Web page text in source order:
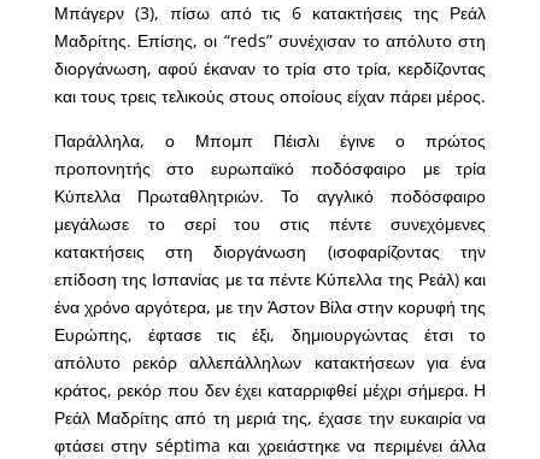
Μπάγερν (3), πίσω από τις 6 κατακτήσεις της Ρεάλ
Μαδρίτης. Επίσης, οι “reds” συνέχισαν το απόλυτο στη
διοργάνωση, αφού έκαναν το τρία στο τρία, κερδίζοντας
και τους τρεις τελικούς στους οποίους είχαν πάρει μέρος.
Παράλληλα, ο Μπομπ Πέισλι έγινε ο πρώτος
προπονητής στο ευρωπαϊκό ποδόσφαιρο με τρία
Κύπελλα Πρωταθλητριών. Το αγγλικό ποδόσφαιρο
μεγάλωσε το σερί του στις πέντε συνεχόμενες
κατακτήσεις στη διοργάνωση (ισοφαρίζοντας την
επίδοση της Ισπανίας με τα πέντε Κύπελλα της Ρεάλ) και
ένα χρόνο αργότερα, με την Άστον Βίλα στην κορυφή της
Ευρώπης, έφτασε τις έξι, δημιουργώντας έτσι το
απόλυτο ρεκόρ αλλεπάλληλων κατακτήσεων για ένα
κράτος, ρεκόρ που δεν έχει καταρριφθεί μέχρι σήμερα. Η
Ρεάλ Μαδρίτης από τη μεριά της, έχασε την ευκαιρία να
φτάσει στην séptima και χρειάστηκε να περιμένει άλλα